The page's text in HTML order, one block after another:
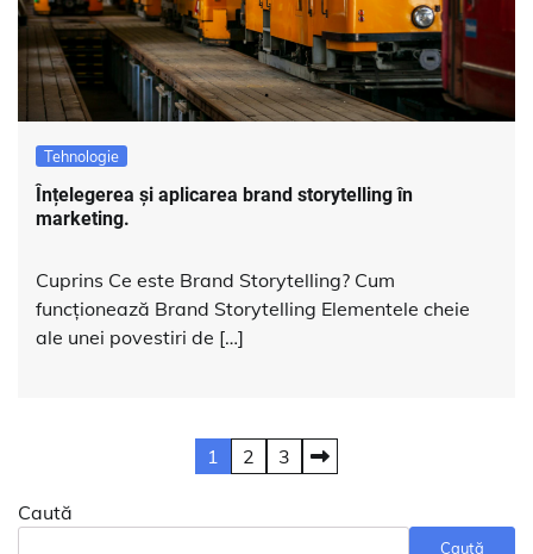
Tehnologie
Înțelegerea și aplicarea brand storytelling în
marketing.
Cuprins Ce este Brand Storytelling? Cum
funcționează Brand Storytelling Elementele cheie
ale unei povestiri de […]
articole
1 2 3
Caută
Caută